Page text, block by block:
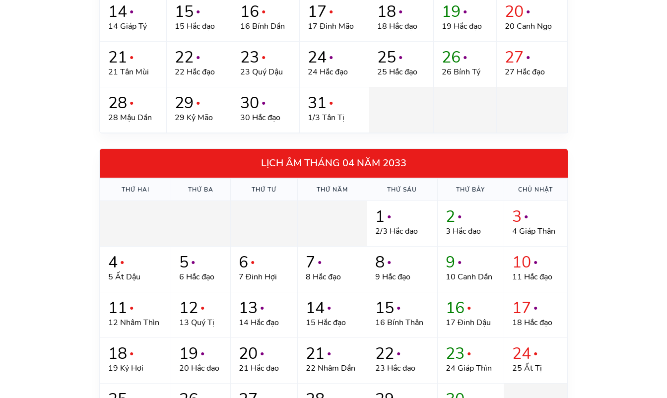
14 ●
14 Giáp Tý
15 ●
15 Hắc đạo
16 ●
16 Bính Dần
17 ●
17 Đinh Mão
18 ●
18 Hắc đạo
19 ●
19 Hắc đạo
20 ●
20 Canh Ngọ
21 ●
21 Tân Mùi
22 ●
22 Hắc đạo
23 ●
23 Quý Dậu
24 ●
24 Hắc đạo
25 ●
25 Hắc đạo
26 ●
26 Bính Tý
27 ●
27 Hắc đạo
28 ●
28 Mậu Dần
29 ●
29 Kỷ Mão
30 ●
30 Hắc đạo
31 ●
1/3 Tân Tị
LỊCH ÂM THÁNG 04 NĂM 2033
THỨ HAI THỨ BA THỨ TƯ THỨ NĂM THỨ SÁU THỨ BẢY CHỦ NHẬT
1 ●
2/3 Hắc đạo
2 ●
3 Hắc đạo
3 ●
4 Giáp Thân
4 ●
5 Ất Dậu
5 ●
6 Hắc đạo
6 ●
7 Đinh Hợi
7 ●
8 Hắc đạo
8 ●
9 Hắc đạo
9 ●
10 Canh Dần
10 ●
11 Hắc đạo
11 ●
12 Nhâm Thìn
12 ●
13 Quý Tị
13 ●
14 Hắc đạo
14 ●
15 Hắc đạo
15 ●
16 Bính Thân
16 ●
17 Đinh Dậu
17 ●
18 Hắc đạo
18 ●
19 Kỷ Hợi
19 ●
20 Hắc đạo
20 ●
21 Hắc đạo
21 ●
22 Nhâm Dần
22 ●
23 Hắc đạo
23 ●
24 Giáp Thìn
24 ●
25 Ất Tị